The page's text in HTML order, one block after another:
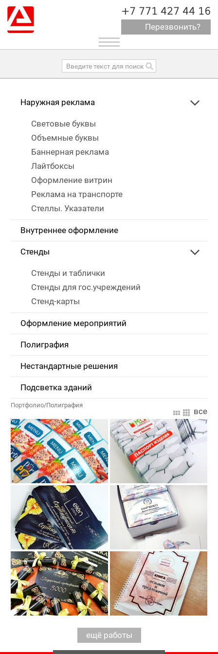
+7 771 427 44 16
Перезвонить?
Toggle
navigation
Наружная реклама
Световые буквы
Объемные буквы
Баннерная реклама
Лайтбоксы
Оформление витрин
Реклама на транспорте
Стеллы. Указатели
Внутреннее оформление
Стенды
Стенды и таблички
Стенды для гос.учреждений
Стенд-карты
Оформление мероприятий
Полиграфия
Нестандартные решения
Подсветка зданий
Портфолио/Полиграфия
все